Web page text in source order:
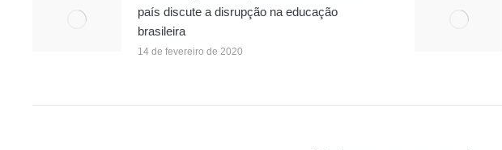
país discute a disrupção na educação
brasileira
14 de fevereiro de 2020